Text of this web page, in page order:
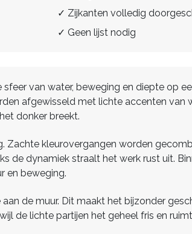
✓ Zijkanten volledig
✓ Geen lijst nodig
van water, beweging en diepte op
afgewisseld met lichte accenten van
donker breekt.
kleurovergangen worden
de dynamiek straalt het werk rust uit.
en beweging.
de muur. Dit maakt het bijzonder
de lichte partijen het geheel fris en